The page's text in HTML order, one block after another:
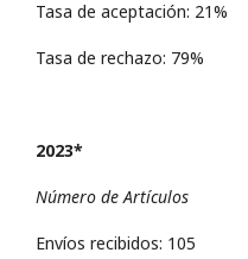
Tasa de aceptación: 21%
Tasa de rechazo: 79%
2023*
Número de Artículos
Envíos recibidos: 105